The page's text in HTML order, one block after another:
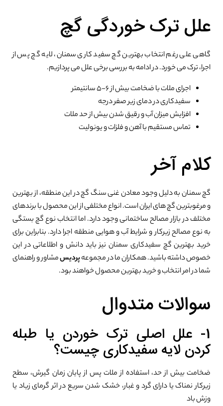
علل ترک خوردگی گچ
گاهی علی رغم انتخاب بهترین گچ سفید کاری سمنان، لایه گچ پس از
اجرا، ترک می خورد. در ادامه به بررسی برخی علل می پردازیم.
اجرای ملات با ضخامت بیش از ۶-۵ سانتیمتر
سفیدکاری در دمای زیر صفر درجه
افزایش میزان آب و رقیق شدن بیش از حد ملات
تماس مستقیم با آهن و فلزات و یونولیت
کلام آخر
گچ سمنان به دلیل وجود معادن غنی سنگ گچ در این منطقه، از بهترین
و مرغوبترین گچ های ایران است. انواع مختلفی از این محصول با برندهای
مختلف در بازار مصالح ساختمانی وجود دارد. اما انتخاب نوع گچ بستگی
به نوع مصالح زیرکار و شرایط آب و هوایی منطقه اجرا دارد. بنابراین برای
خرید بهترین گچ سفیدکاری سمنان نیز باید دانش و اطلاعاتی در این
خصوص داشته باشید. همکاران ما در مجموعهپردیسمشاور و راهنمای
شما در امر انتخاب و خرید بهترین محصول خواهند بود.
سوالات متدوال
1- علل اصلی ترک خوردن یا طبله
کردن لایه سفیدکاری چیست؟
ضخامت بیش از حد، استفاده از ملات پس از پایان زمان گیرش، سطح
زیرکار نمناک یا دارای گرد و غبار، خشک شدن سریع در اثر گرمای زیاد یا
وزش باد